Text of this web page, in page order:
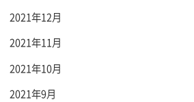
2021年12月
2021年11月
2021年10月
2021年9月